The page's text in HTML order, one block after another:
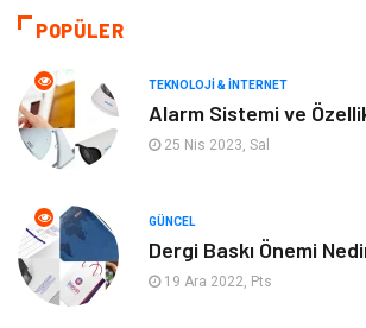
Tatil
Bilgisayar & Yazılım Genel
Mobilya
Turizm
Plaka Tanıma Sistemleri Hediyelik
POPÜLER
TEKNOLOJI & İNTERNET
Alarm Sistemi ve
25 Nis 2023, Sal
GÜNCEL
Dergi Baskı Önemi
19 Ara 2022, Pts